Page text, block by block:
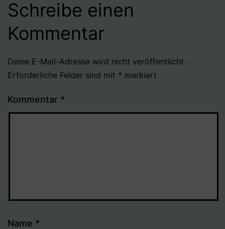
Schreibe einen
Kommentar
Deine E-Mail-Adresse wird nicht veröffentlicht.
Erforderliche Felder sind mit * markiert
Kommentar *
Name *